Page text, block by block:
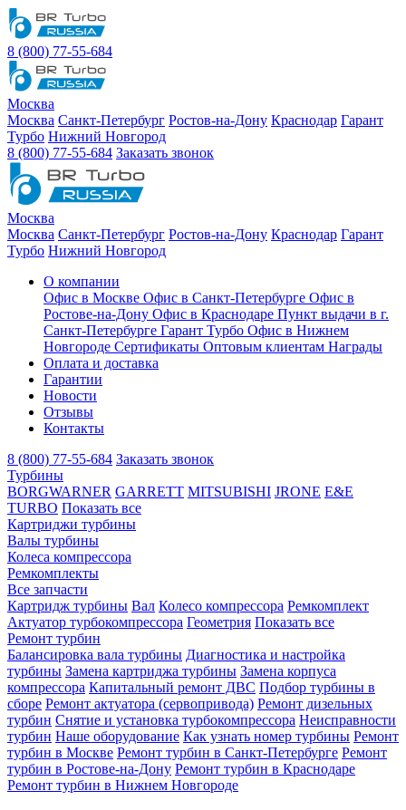
8 (800) 77-55-684
Москва
Москва Санкт-Петербург Ростов-на-Дону Краснодар Гарант
Турбо Нижний Новгород
8 (800) 77-55-684 Заказать звонок
Москва
Москва Санкт-Петербург Ростов-на-Дону Краснодар Гарант
Турбо Нижний Новгород
О компании
Офис в Москве Офис в Санкт-Петербурге Офис в
Ростове-на-Дону Офис в Краснодаре Пункт выдачи в г.
Санкт-Петербурге Гарант Турбо Офис в Нижнем
Новгороде Сертификаты Оптовым клиентам Награды
Оплата и доставка
Гарантии
Новости
Отзывы
Контакты
8 (800) 77-55-684 Заказать звонок
Турбины
BORGWARNER GARRETT MITSUBISHI JRONE E&E
TURBO Показать все
Картриджи турбины
Валы турбины
Колеса компрессора
Ремкомплекты
Все запчасти
Картридж турбины Вал Колесо компрессора Ремкомплект
Актуатор турбокомпрессора Геометрия Показать все
Ремонт турбин
Балансировка вала турбины Диагностика и настройка
турбины Замена картриджа турбины Замена корпуса
компрессора Капитальный ремонт ДВС Подбор турбины в
сборе Ремонт актуатора (сервопривода) Ремонт дизельных
турбин Снятие и установка турбокомпрессора Неисправности
турбин Наше оборудование Как узнать номер турбины Ремонт
турбин в Москве Ремонт турбин в Санкт-Петербурге Ремонт
турбин в Ростове-на-Дону Ремонт турбин в Краснодаре
Ремонт турбин в Нижнем Новгороде